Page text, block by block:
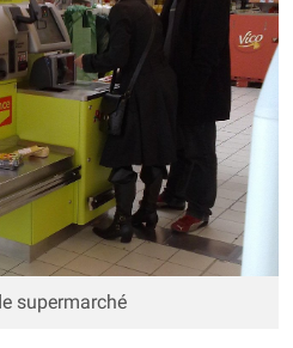
supermarché